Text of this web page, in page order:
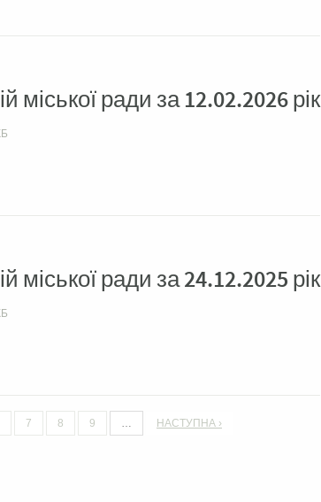
міської ради за 12.02.2026 рік
міської ради за 24.12.2025 рік
7 8 9 … НАСТУПНА ›